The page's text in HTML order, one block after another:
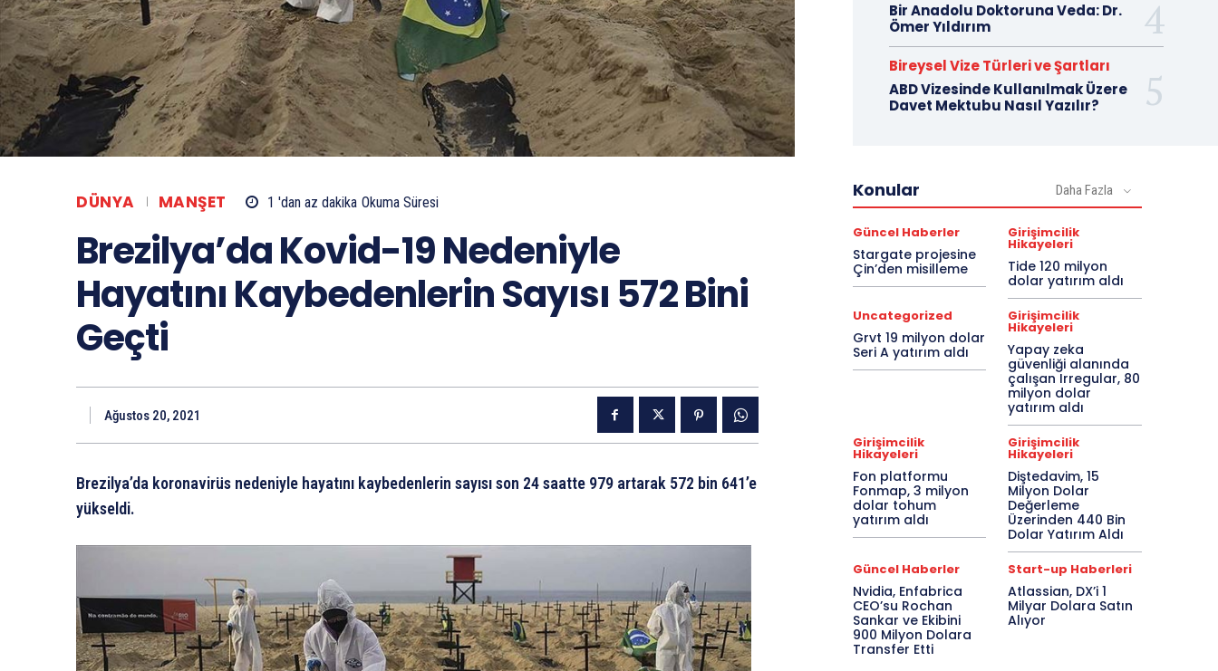
DÜNYA MANŞET 1 'dan az dakika Okuma Süresi
Brezilya’da Kovid-19 Nedeniyle
Hayatını Kaybedenlerin Sayısı 572 Bini
Geçti
Ağustos 20, 2021
Brezilya’da koronavirüs nedeniyle hayatını kaybedenlerin sayısı son 24 saatte 979 artarak 572 bin 641’e
yükseldi.
Bir Anadolu Doktoruna Veda: Dr.
Ömer Yıldırım
Bireysel Vize Türleri ve Şartları
ABD Vizesinde Kullanılmak Üzere
Davet Mektubu Nasıl Yazılır?
Konular Daha Fazla
Güncel Haberler
Stargate projesine
Çin’den misilleme
Girişimcilik
Hikayeleri
Tide 120 milyon
dolar yatırım aldı
Uncategorized
Grvt 19 milyon dolar
Seri A yatırım aldı
Girişimcilik
Hikayeleri
Yapay zeka
güvenliği alanında
çalışan Irregular, 80
milyon dolar
yatırım aldı
Girişimcilik
Hikayeleri
Fon platformu
Fonmap, 3 milyon
dolar tohum
yatırım aldı
Girişimcilik
Hikayeleri
Diştedavim, 15
Milyon Dolar
Değerleme
Üzerinden 440 Bin
Dolar Yatırım Aldı
Güncel Haberler
Nvidia, Enfabrica
CEO’su Rochan
Sankar ve Ekibini
900 Milyon Dolara
Transfer Etti
Start-up Haberleri
Atlassian, DX’i 1
Milyar Dolara Satın
Alıyor